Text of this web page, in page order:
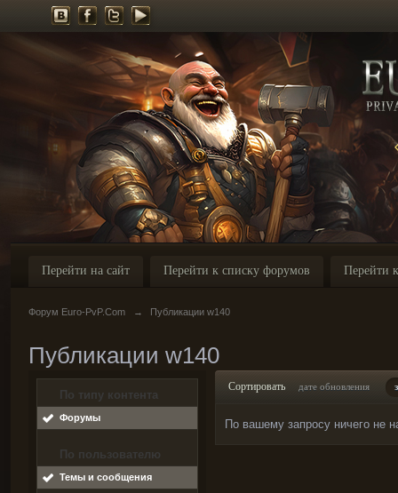
Перейти на сайт Перейти к списку форумов Перейти
Форум Euro-PvP.Com → Публикации w140
Публикации w140
По типу контента
Форумы
По пользователю
Темы и сообщения
Сортировать дате обновления
По вашему запросу ничего не